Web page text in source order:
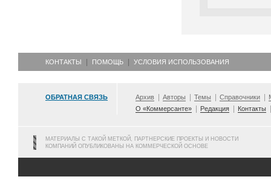
КОНТАКТЫ ПОМОЩЬ УСЛОВИЯ ИСПОЛЬЗОВАНИЯ
ОБРАТНАЯ СВЯЗЬ Архив Авторы Темы Справочники
О «Коммерсанте»
Редакция Контакты
МАТЕРИАЛЫ С ТАКОЙ МЕТКОЙ, ПАРТНЕРСКИЕ ПРОЕКТЫ И НОВОСТИ
КОМПАНИЙ ОПУБЛИКОВАНЫ НА КОММЕРЧЕСКОЙ ОСНОВЕ